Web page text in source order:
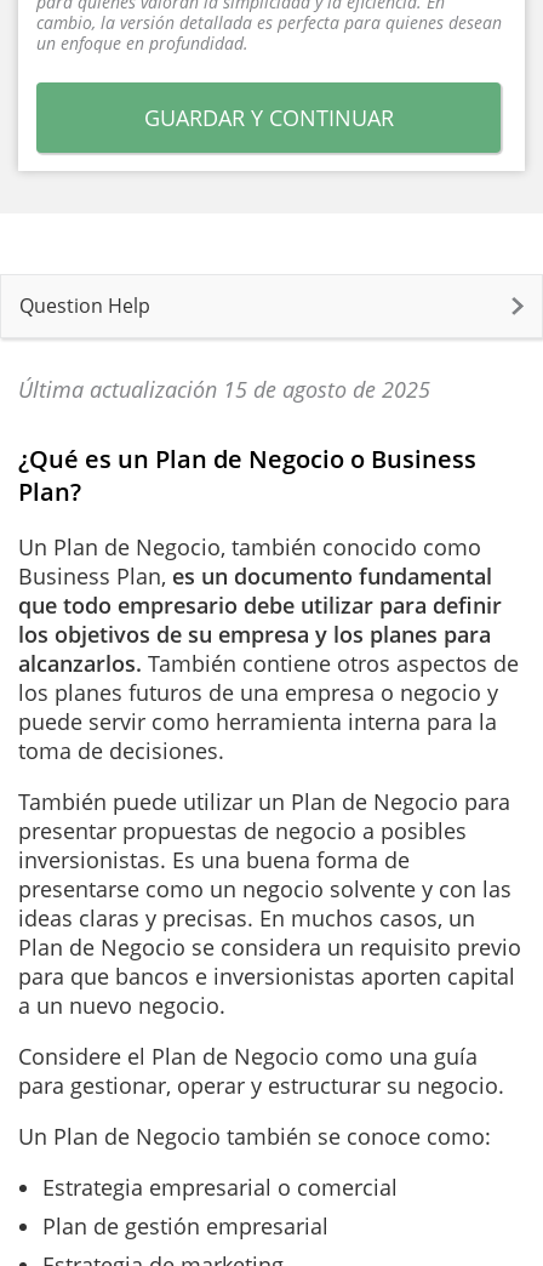
cambio, la versión detallada es perfecta para quienes desean
un enfoque en profundidad.
GUARDAR Y CONTINUAR
Question Help
Última actualización 15 de agosto de 2025
¿Qué es un Plan de Negocio o Business
Plan?
Un Plan de Negocio, también conocido como
Business Plan, es un documento fundamental
que todo empresario debe utilizar para definir
los objetivos de su empresa y los planes para
alcanzarlos. También contiene otros aspectos de
los planes futuros de una empresa o negocio y
puede servir como herramienta interna para la
toma de decisiones.
También puede utilizar un Plan de Negocio para
presentar propuestas de negocio a posibles
inversionistas. Es una buena forma de
presentarse como un negocio solvente y con las
ideas claras y precisas. En muchos casos, un
Plan de Negocio se considera un requisito previo
para que bancos e inversionistas aporten capital
a un nuevo negocio.
Considere el Plan de Negocio como una guía
para gestionar, operar y estructurar su negocio.
Un Plan de Negocio también se conoce como:
Estrategia empresarial o comercial
Plan de gestión empresarial